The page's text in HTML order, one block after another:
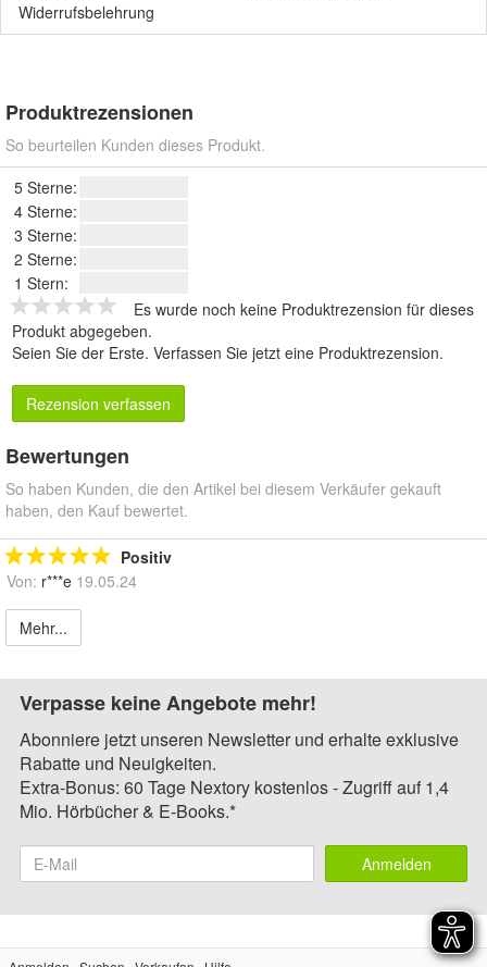
Widerrufsbelehrung
Produktrezensionen
So beurteilen Kunden dieses Produkt.
5 Sterne:
4 Sterne:
3 Sterne:
2 Sterne:
1 Stern:
Es wurde noch keine Produktrezension für dieses
Produkt abgegeben.
Seien Sie der Erste. Verfassen Sie jetzt eine Produktrezension.
Rezension verfassen
Bewertungen
So haben Kunden, die den Artikel bei diesem Verkäufer gekauft
haben, den Kauf bewertet.
Positiv
Von: r***e 19.05.24
Mehr...
Verpasse keine Angebote mehr!
Abonniere jetzt unseren Newsletter und erhalte exklusive
Rabatte und Neuigkeiten.
Extra-Bonus: 60 Tage Nextory kostenlos - Zugriff auf 1,4
Mio. Hörbücher & E-Books.*
Anmelden